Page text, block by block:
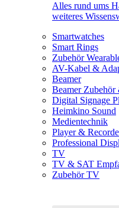
Alles rund ums
weiteres
Smartwatches
Smart Rings
Zubehör
AV-Kabel &
Beamer
Beamer
Digital Signage
Heimkino Sound
Medientechnik
Player &
Professional
TV
TV & SAT
Zubehör TV